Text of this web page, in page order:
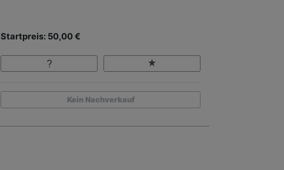
Startpreis: 50,00 €
Kein Nachverkauf